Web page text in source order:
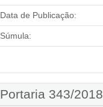
Data de Publicação:
Súmula:
Portaria 343/2018